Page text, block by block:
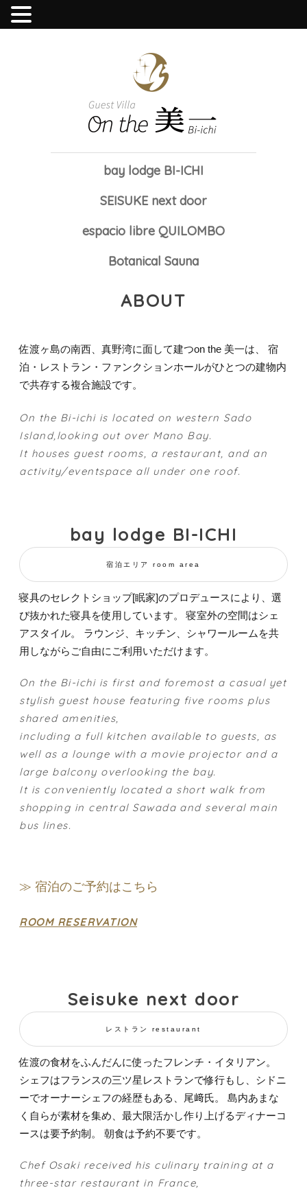
bay lodge BI-ICHI
SEISUKE next door
espacio libre QUILOMBO
Botanical Sauna
ABOUT
佐渡ヶ島の南西、真野湾に面して建つon the 美一は、 宿
泊・レストラン・ファンクションホールがひとつの建物内
で共存する複合施設です。
On the Bi-ichi is located on western Sado
Island,looking out over Mano Bay.
It houses guest rooms, a restaurant, and an
activity/eventspace all under one roof.
bay lodge BI-ICHI
宿泊エリア room area
寝具のセレクトショップ[眠家]のプロデュースにより、選
び抜かれた寝具を使用しています。 寝室外の空間はシェ
アスタイル。 ラウンジ、キッチン、シャワールームを共
用しながらご自由にご利用いただけます。
On the Bi-ichi is first and foremost a casual yet
stylish guest house featuring five rooms plus
shared amenities,
including a full kitchen available to guests, as
well as a lounge with a movie projector and a
large balcony overlooking the bay.
It is conveniently located a short walk from
shopping in central Sawada and several main
bus lines.
≫ 宿泊のご予約はこちら
ROOM RESERVATION
Seisuke next door
レストラン restaurant
佐渡の食材をふんだんに使ったフレンチ・イタリアン。
シェフはフランスの三ツ星レストランで修行もし、シドニ
ーでオーナーシェフの経歴もある、尾﨑氏。 島内あまな
く自らが素材を集め、最大限活かし作り上げるディナーコ
ースは要予約制。 朝食は予約不要です。
Chef Osaki received his culinary training at a
three-star restaurant in France,